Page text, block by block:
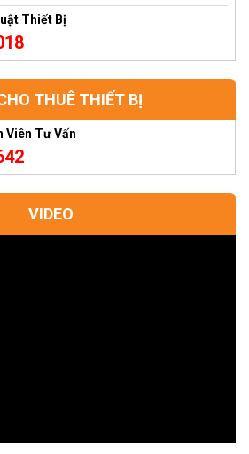
Thiết Bị
THUÊ THIẾT BỊ
Viên Tư Vấn
VIDEO